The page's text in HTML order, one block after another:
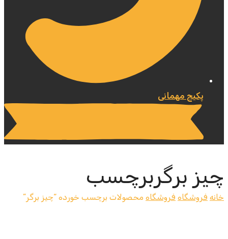
پکیج مهمانی
چیز برگربرچسب
خانه فروشگاه فروشگاه محصولات برچسب خورده “چیز برگر”